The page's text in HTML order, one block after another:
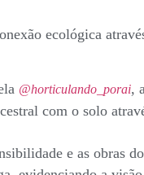
ecológica
@horticulando_porai,
com o solo
e as obras